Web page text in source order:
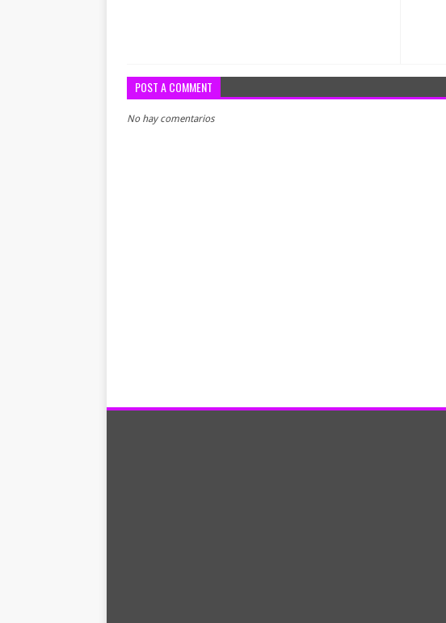
POST A COMMENT
No hay comentarios